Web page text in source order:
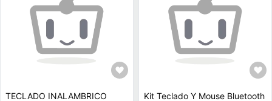
TECLADO INALAMBRICO
Kit Teclado Y Mouse Bluetooth